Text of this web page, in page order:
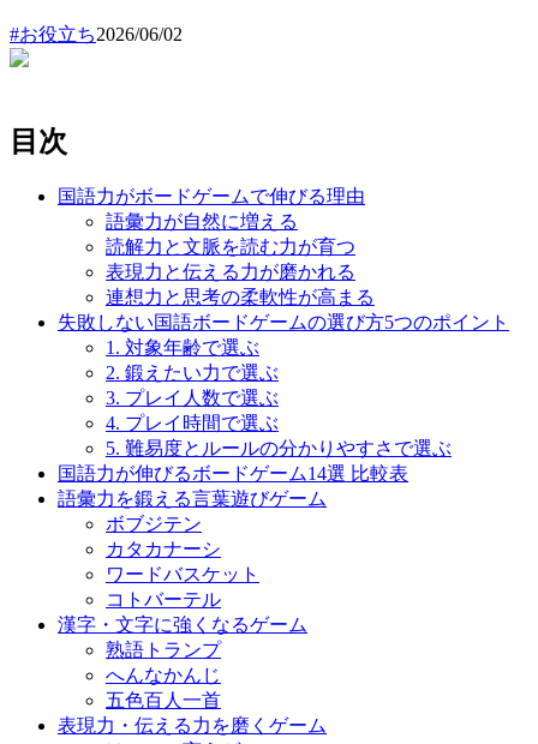
#お役立ち2026/06/02
目次
国語力がボードゲームで伸びる理由
語彙力が自然に増える
読解力と文脈を読む力が育つ
表現力と伝える力が磨かれる
連想力と思考の柔軟性が高まる
失敗しない国語ボードゲームの選び方5つのポイント
1. 対象年齢で選ぶ
2. 鍛えたい力で選ぶ
3. プレイ人数で選ぶ
4. プレイ時間で選ぶ
5. 難易度とルールの分かりやすさで選ぶ
国語力が伸びるボードゲーム14選 比較表
語彙力を鍛える言葉遊びゲーム
ボブジテン
カタカナーシ
ワードバスケット
コトバーテル
漢字・文字に強くなるゲーム
熟語トランプ
へんなかんじ
五色百人一首
表現力・伝える力を磨くゲーム